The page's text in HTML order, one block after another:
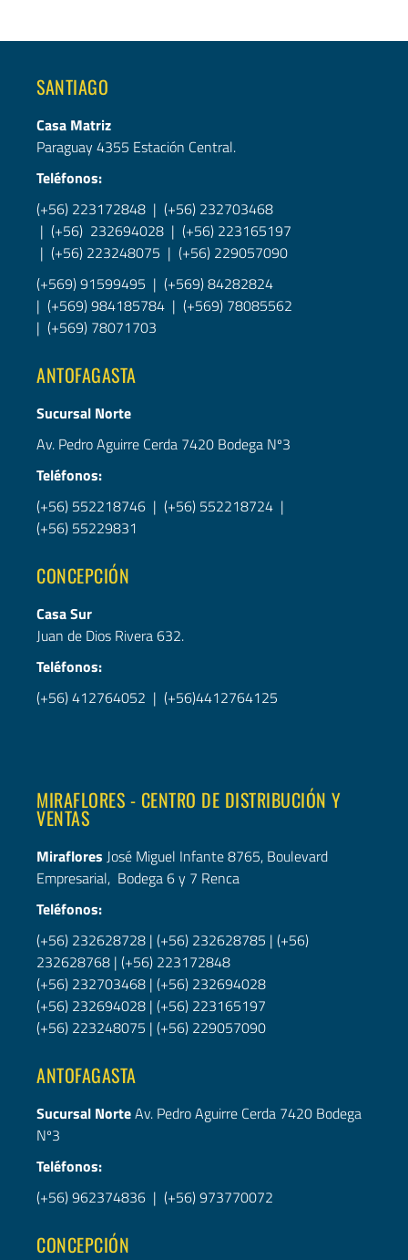
SANTIAGO
Casa Matriz
Paraguay 4355 Estación Central.
Teléfonos:
(+56) 223172848 | (+56) 232703468
| (+56) 232694028 | (+56) 223165197
| (+56) 223248075 | (+56) 229057090
(+569) 91599495 | (+569) 84282824
| (+569) 984185784 | (+569) 78085562
| (+569) 78071703
ANTOFAGASTA
Sucursal Norte
Av. Pedro Aguirre Cerda 7420 Bodega Nº3
Teléfonos:
(+56) 552218746 | (+56) 552218724 |
(+56) 55229831
CONCEPCIÓN
Casa Sur
Juan de Dios Rivera 632.
Teléfonos:
(+56) 412764052 | (+56)4412764125
MIRAFLORES - CENTRO DE DISTRIBUCIÓN Y
VENTAS
Miraflores José Miguel Infante 8765, Boulevard
Empresarial, Bodega 6 y 7 Renca
Teléfonos:
(+56) 232628728 | (+56) 232628785 | (+56)
232628768 | (+56) 223172848
(+56) 232703468 | (+56) 232694028
(+56) 232694028 | (+56) 223165197
(+56) 223248075 | (+56) 229057090
ANTOFAGASTA
Sucursal NorteAv. Pedro Aguirre Cerda 7420 Bodega
Nº3
Teléfonos:
(+56) 962374836 | (+56) 973770072
CONCEPCIÓN